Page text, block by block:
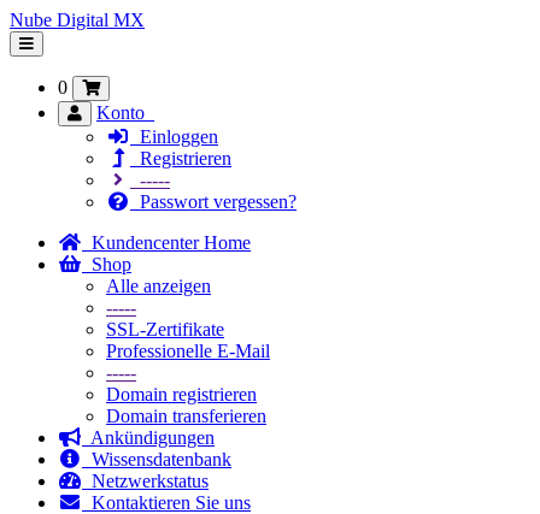
Nube Digital MX
Navigation
ein-/ausblenden
0
Konto
Einloggen
Registrieren
-----
Passwort vergessen?
Kundencenter Home
Shop
Alle anzeigen
-----
SSL-Zertifikate
Professionelle E-Mail
-----
Domain registrieren
Domain transferieren
Ankündigungen
Wissensdatenbank
Netzwerkstatus
Kontaktieren Sie uns